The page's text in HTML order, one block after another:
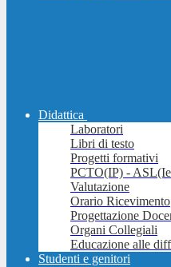
Didattica
Laboratori
Libri di testo
Progetti formativi
PCTO(IP) -
Valutazione
Orario Ricevimento
Progettazione
Organi Collegiali
Educazione alle
Studenti e genitori